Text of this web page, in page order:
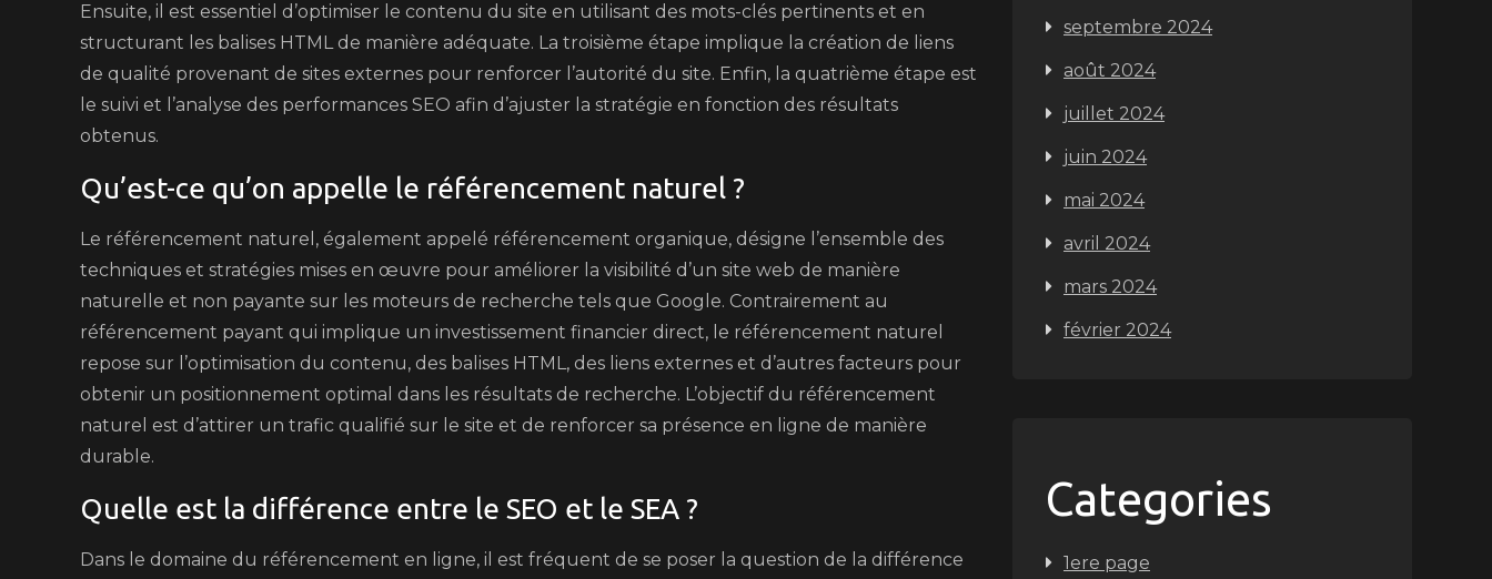
Ensuite, il est essentiel d’optimiser le contenu du site en utilisant des mots-clés pertinents et en
structurant les balises HTML de manière adéquate. La troisième étape implique la création de liens
de qualité provenant de sites externes pour renforcer l’autorité du site. Enfin, la quatrième étape est
le suivi et l’analyse des performances SEO afin d’ajuster la stratégie en fonction des résultats
obtenus.
Qu’est-ce qu’on appelle le référencement naturel ?
Le référencement naturel, également appelé référencement organique, désigne l’ensemble des
techniques et stratégies mises en œuvre pour améliorer la visibilité d’un site web de manière
naturelle et non payante sur les moteurs de recherche tels que Google. Contrairement au
référencement payant qui implique un investissement financier direct, le référencement naturel
repose sur l’optimisation du contenu, des balises HTML, des liens externes et d’autres facteurs pour
obtenir un positionnement optimal dans les résultats de recherche. L’objectif du référencement
naturel est d’attirer un trafic qualifié sur le site et de renforcer sa présence en ligne de manière
durable.
Quelle est la différence entre le SEO et le SEA ?
Dans le domaine du référencement en ligne, il est fréquent de se poser la question de la différence
septembre 2024
août 2024
juillet 2024
juin 2024
mai 2024
avril 2024
mars 2024
février 2024
Categories
1ere page